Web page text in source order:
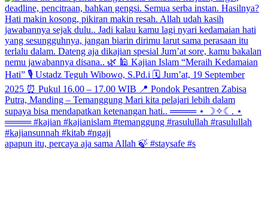
apapun itu, percaya aja sama Allah 🍃 #staysafe #s